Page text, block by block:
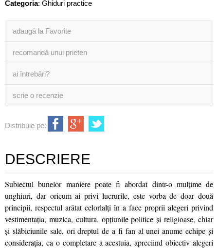
Categoria: Ghiduri practice
adaugă la Favorite
recomandă unui prieten
ai întrebări?
scrie o recenzie
Distribuie pe:
DESCRIERE
Subiectul bunelor maniere poate fi abordat dintr-o mulţime de
unghiuri, dar oricum ai privi lucrurile, este vorba de doar două
principii, respectul arătat celorlalţi în a face proprii alegeri privind
vestimentaţia, muzica, cultura, opţiunile politice şi religioase, chiar
şi slăbiciunile sale, ori dreptul de a fi fan al unei anume echipe şi
consideraţia, ca o completare a acestuia, apreciind obiectiv alegeri